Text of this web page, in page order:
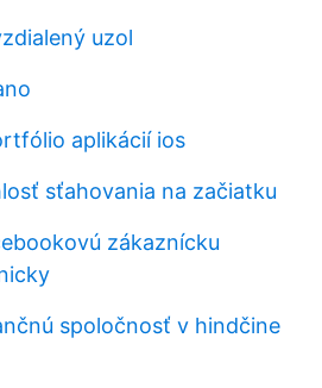
uzol
aplikácií ios
sťahovania na začiatku
zákaznícku
spoločnosť v hindčine